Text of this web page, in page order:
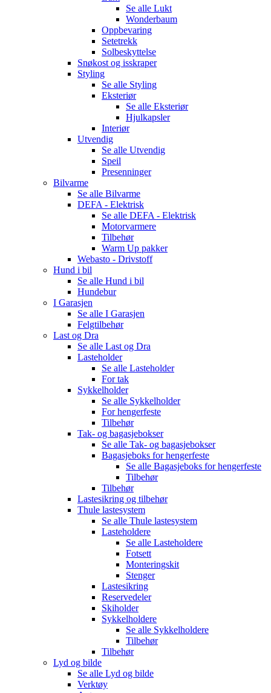
Se alle Lukt
Wonderbaum
Oppbevaring
Setetrekk
Solbeskyttelse
Snøkost og isskraper
Styling
Se alle Styling
Eksteriør
Se alle Eksteriør
Hjulkapsler
Interiør
Utvendig
Se alle Utvendig
Speil
Presenninger
Bilvarme
Se alle Bilvarme
DEFA - Elektrisk
Se alle DEFA - Elektrisk
Motorvarmere
Tilbehør
Warm Up pakker
Webasto - Drivstoff
Hund i bil
Se alle Hund i bil
Hundebur
I Garasjen
Se alle I Garasjen
Felgtilbehør
Last og Dra
Se alle Last og Dra
Lasteholder
Se alle Lasteholder
For tak
Sykkelholder
Se alle Sykkelholder
For hengerfeste
Tilbehør
Tak- og bagasjebokser
Se alle Tak- og bagasjebokser
Bagasjeboks for hengerfeste
Se alle Bagasjeboks for hengerfeste
Tilbehør
Tilbehør
Lastesikring og tilbehør
Thule lastesystem
Se alle Thule lastesystem
Lasteholdere
Se alle Lasteholdere
Fotsett
Monteringskit
Stenger
Lastesikring
Reservedeler
Skiholder
Sykkelholdere
Se alle Sykkelholdere
Tilbehør
Tilbehør
Lyd og bilde
Se alle Lyd og bilde
Verktøy